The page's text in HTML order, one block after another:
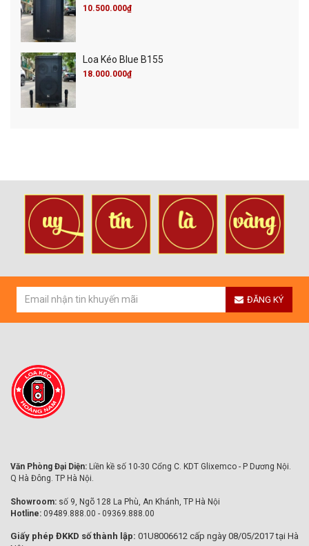
10.500.000₫
Loa Kéo Blue B155
18.000.000₫
ĐĂNG KÝ
Văn Phòng Đại Diện: Liền kề số 10-30 Cổng C. KDT Glixemco - P Dương Nội.
Q Hà Đông. TP Hà Nội.
Showroom: số 9, Ngõ 128 La Phù, An Khánh, TP Hà Nội
Hotline: 09489.888.00 - 09369.888.00
Giấy phép ĐKKD số thành lập: 01U8006612 cấp ngày 08/05/2017 tại Hà